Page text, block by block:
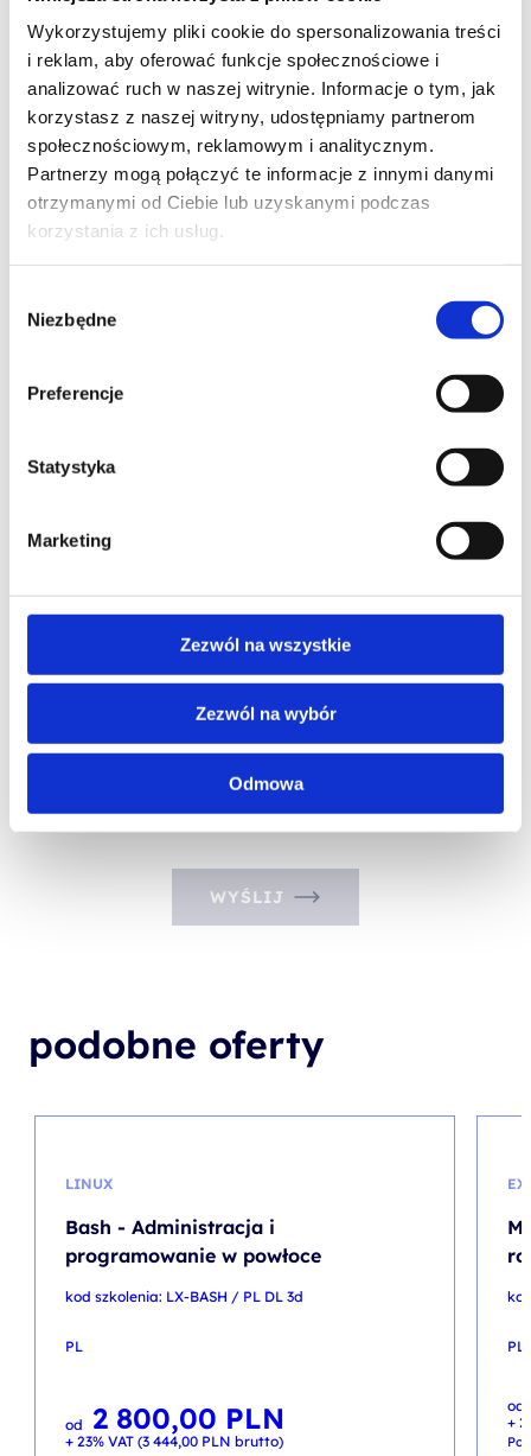
Wykorzystujemy pliki cookie do spersonalizowania treści
i reklam, aby oferować funkcje społecznościowe i
analizować ruch w naszej witrynie. Informacje o tym, jak
korzystasz z naszej witryny, udostępniamy partnerom
społecznościowym, reklamowym i analitycznym.
Partnerzy mogą połączyć te informacje z innymi danymi
otrzymanymi od Ciebie lub uzyskanymi podczas
korzystania z ich usług.
zgody
Niezbędne
Preferencje
Statystyka
Marketing
Zezwól na wszystkie
Zezwól na wybór
Odmowa
TREŚĆ WIADOMOŚCI*
marketingowych przez Altkom Akademia S.A., ul. Chłodna 51, 00-867
Warszawa ul. Chłodna 51, KRS: 0000859378, NIP: 527-267-43-24, REGON:
Dane kontaktowe Administratora:
- adres do korespondencji: Chłodna 51, 00-867 Warszawa
- adres e-mail: szkolenia@altkom.pl.3.
którym można się skontaktować przy pomocy poczty elektronicznej pisząc na
WYŚLIJ
podobne oferty
LINUX
Bash - Administracja i
programowanie w powłoce
kod szkolenia: LX-BASH / PL DL 3d
PL
od 2 800,00 PLN
+ 23% VAT (3 444,00 PLN brutto)
PL
od
+